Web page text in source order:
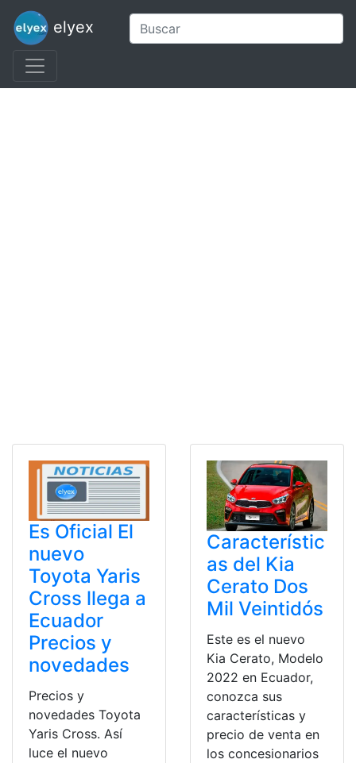
elyex
Es Oficial El
nuevo
Toyota Yaris
Cross llega a
Ecuador
Precios y
novedades
Precios y
novedades Toyota
Yaris Cross. Así
luce el nuevo
Característic
as del Kia
Cerato Dos
Mil Veintidós
Este es el nuevo
Kia Cerato, Modelo
2022 en Ecuador,
conozca sus
características y
precio de venta en
los concesionarios